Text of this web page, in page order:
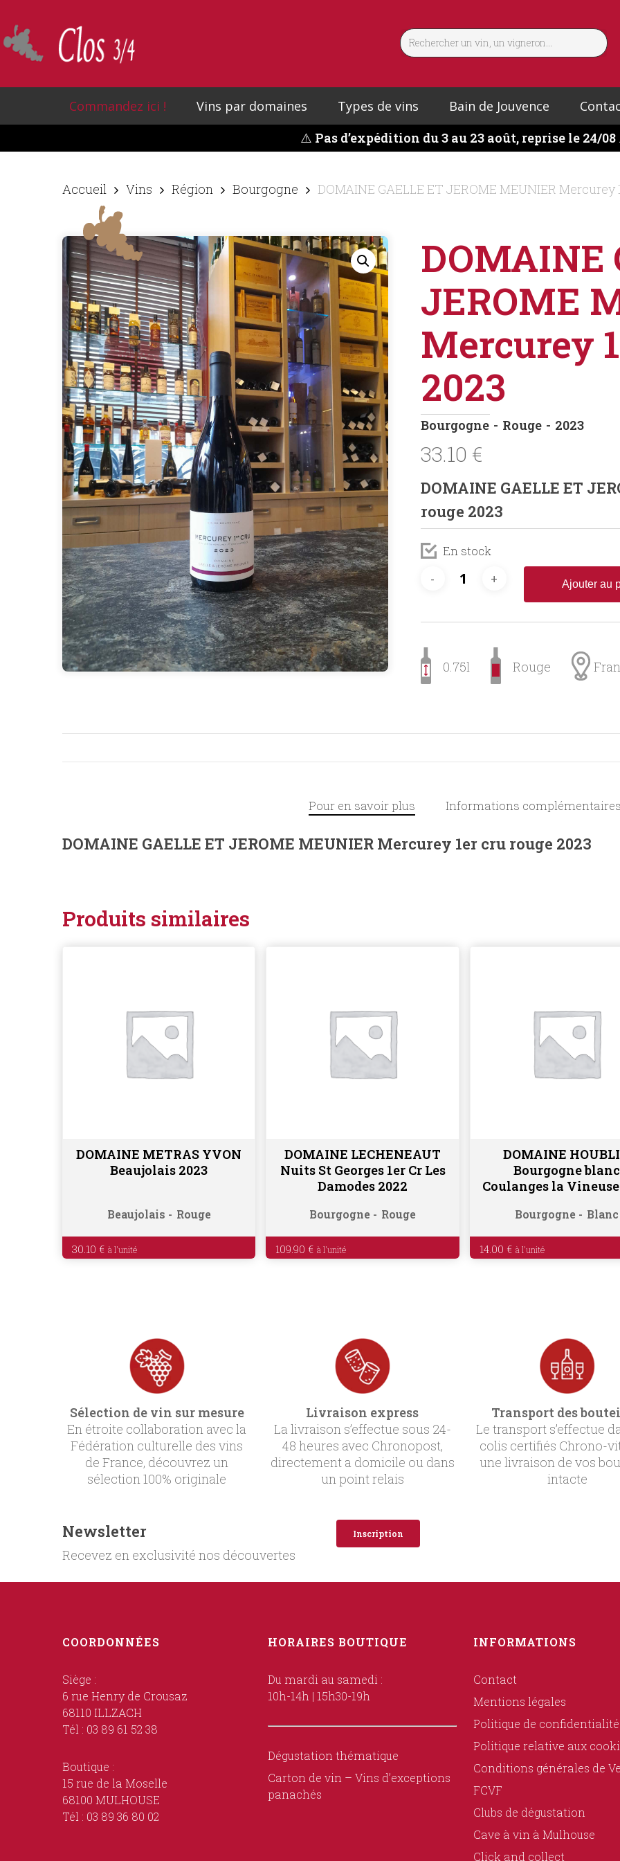
main
content
Commandez ici ! Vins par domaines Types de vins Bain de Jouvence
⚠️ Pas d’expédition du 3 au 23 août, reprise le 24/08
Accueil Vins Région Bourgogne DOMAINE GAELLE ET JEROME MEUNIER
DOMAINE
JEROME
Mercurey
2023
Bourgogne Rouge 2023
33.10 €
DOMAINE GAELLE ET
rouge 2023
En stock
Ajouter au
0.75l Rouge
Pour en savoir plus Informations complémentaires
DOMAINE GAELLE ET JEROME MEUNIER Mercurey 1er cru rouge 2023
Produits similaires
Ajouter au panier
DOMAINE METRAS YVON
Beaujolais 2023
Beaujolais Rouge
30.10 €
Ajouter au panier
DOMAINE LECHENEAUT
Nuits St Georges 1er Cr Les
Damodes 2022
Bourgogne Rouge
109.90 €
Ajouter au panier
DOMAINE
Bourgogne blanc
Coulanges la
Bourgogne Blanc
14.00 €
Sélection de vin sur mesure
En étroite collaboration avec la
Fédération culturelle des vins
de France, découvrez un
sélection 100% originale
Livraison express
La livraison s’effectue sous 24-
48 heures avec Chronopost,
directement a domicile ou dans
un point relais
Transport des
Le transport s’effectue
colis certifiés Chrono-
une livraison de vos
intacte
Newsletter
Recevez en exclusivité nos découvertes
Inscription
COORDONNÉES
Siège :
6 rue Henry de Crousaz
68110 ILLZACH
Tél : 03 89 61 52 38
Boutique :
15 rue de la Moselle
68100 MULHOUSE
Tél : 03 89 36 80 02
HORAIRES BOUTIQUE
Du mardi au samedi :
10h-14h | 15h30-19h
Dégustation thématique
Carton de vin – Vins d’exceptions
panachés
INFORMATIONS
Contact
Mentions légales
Politique de confidentialité
Politique relative aux
Conditions générales de
FCVF
Clubs de dégustation
Cave à vin à Mulhouse
Click and collect